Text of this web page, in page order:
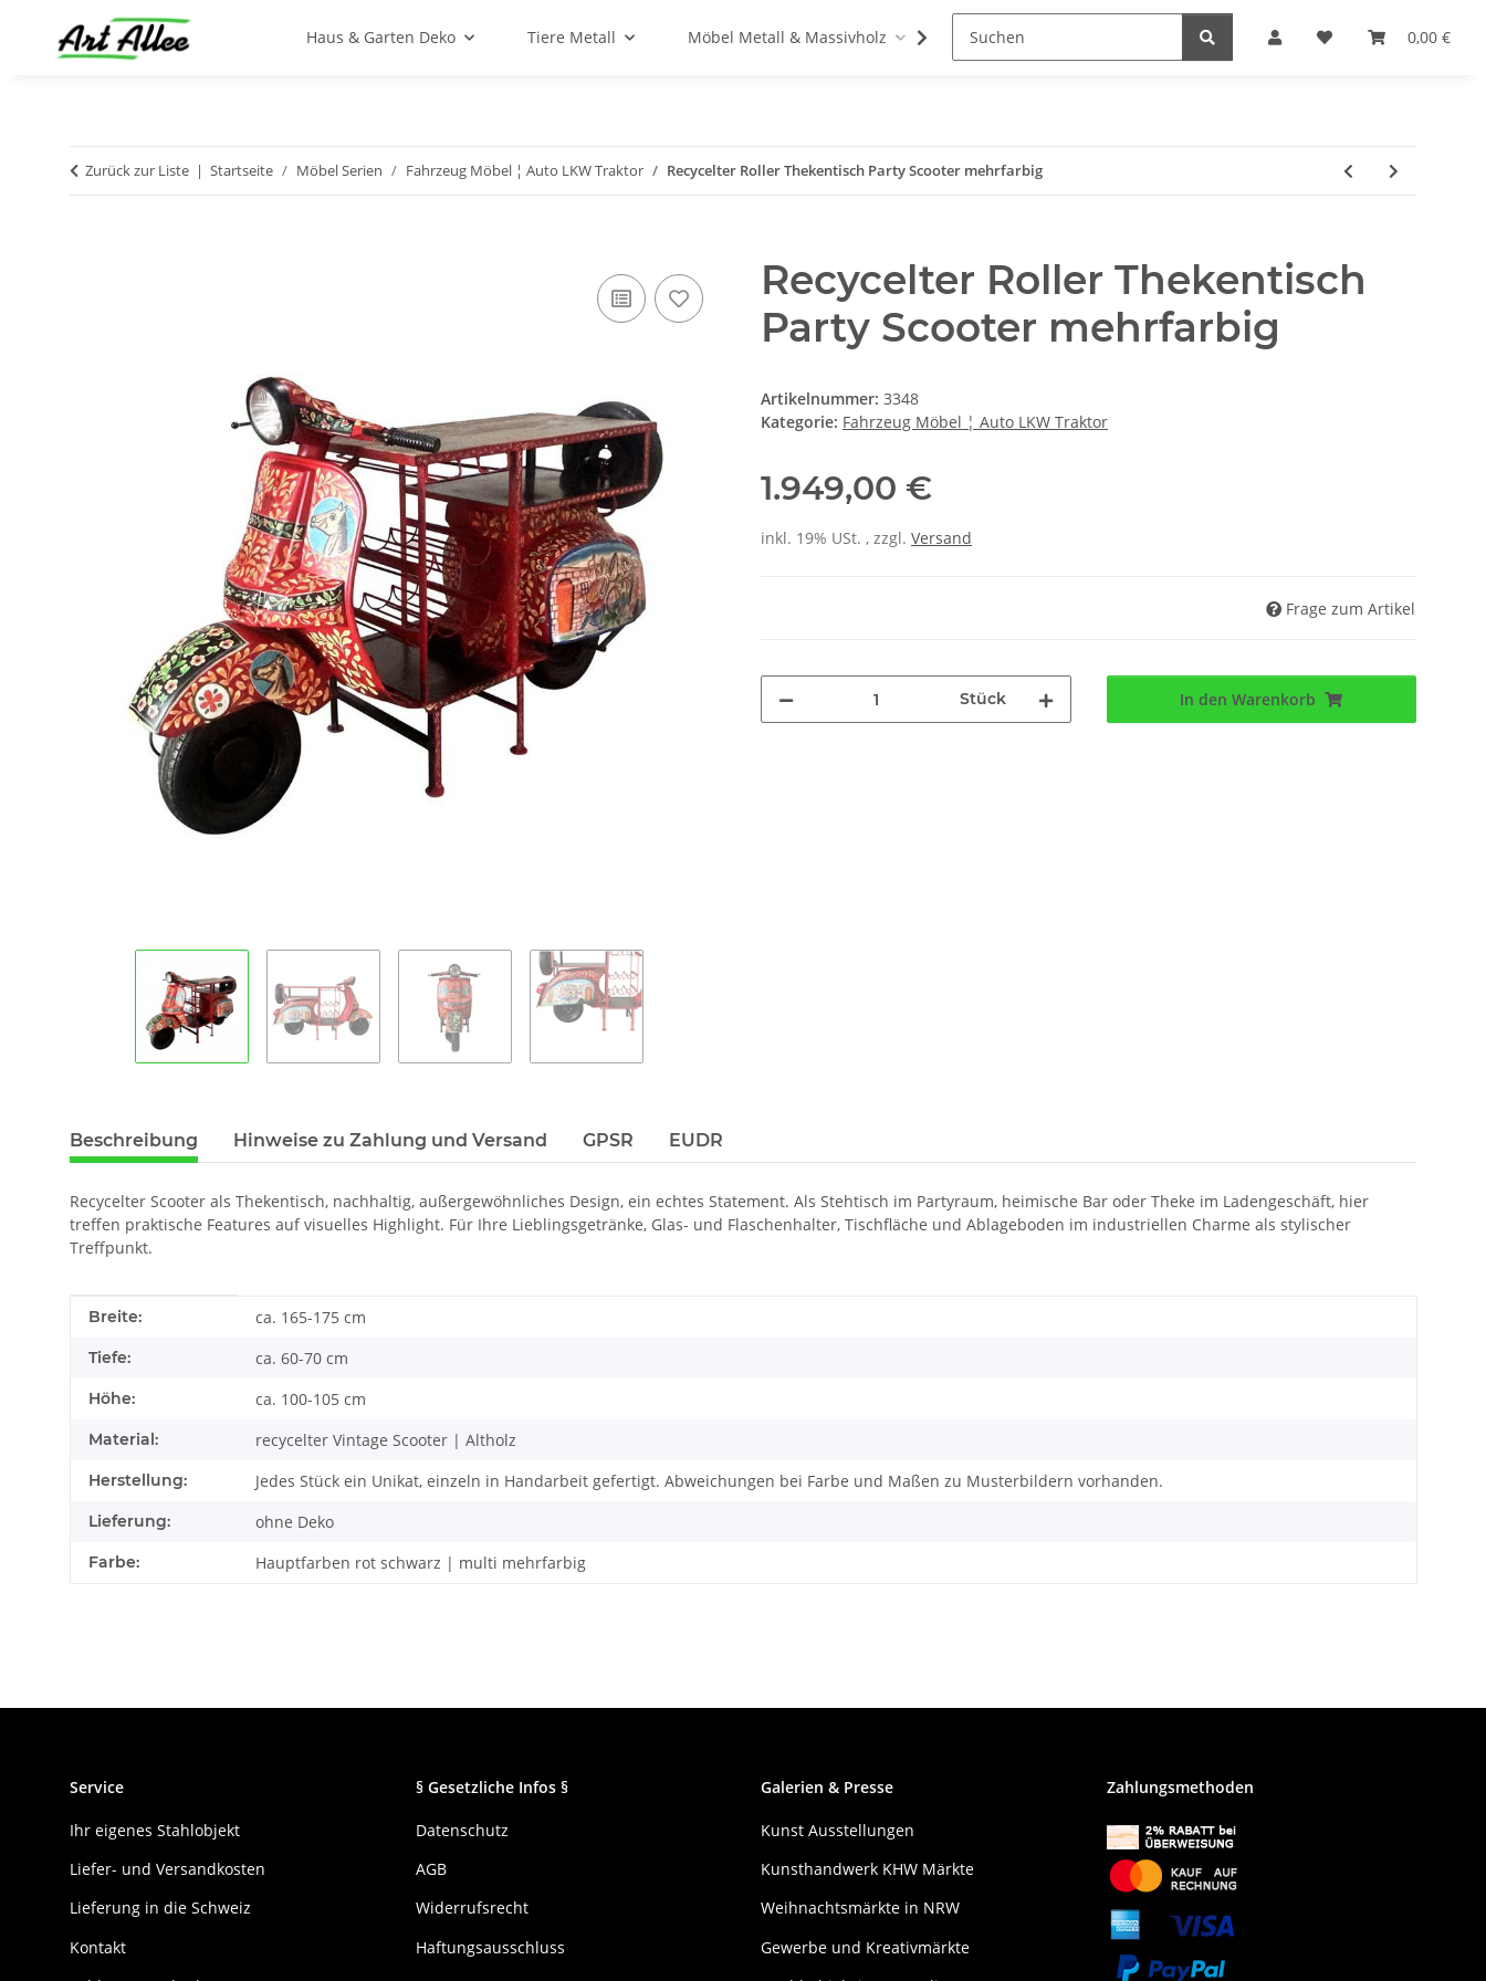
0,00 €
Haus & Garten Deko Tiere Metall Möbel Metall & Massivholz Wohnaccessoires Edelstahl Schmuck Möbel Serien
Zurück zur Liste Startseite Möbel Serien Fahrzeug Möbel ¦ Auto LKW Traktor Recycelter Roller Thekentisch Party Scooter mehrfarbig
Recycelter Roller Thekentisch
Party Scooter mehrfarbig
Artikelnummer: 3348
Kategorie: Fahrzeug Möbel ¦ Auto LKW Traktor
1.949,00 €
inkl. 19% USt. , zzgl. Versand
Frage zum Artikel
Stück In den Warenkorb
Beschreibung Hinweise zu Zahlung und Versand GPSR EUDR
Recycelter Scooter als Thekentisch, nachhaltig, außergewöhnliches Design, ein echtes Statement. Als Stehtisch im Partyraum, heimische Bar oder Theke im Ladengeschäft, hier
treffen praktische Features auf visuelles Highlight. Für Ihre Lieblingsgetränke, Glas- und Flaschenhalter, Tischfläche und Ablageboden im industriellen Charme als stylischer
Treffpunkt.
Produkteigenschaft
Wert
Breite: ca. 165-175 cm
Tiefe: ca. 60-70 cm
Höhe: ca. 100-105 cm
Material: recycelter Vintage Scooter | Altholz
Herstellung: Jedes Stück ein Unikat, einzeln in Handarbeit gefertigt. Abweichungen bei Farbe und Maßen zu Musterbildern vorhanden.
Lieferung: ohne Deko
Farbe: Hauptfarben rot schwarz | multi mehrfarbig
Service
Ihr eigenes Stahlobjekt
Liefer- und Versandkosten
Lieferung in die Schweiz
Kontakt
§ Gesetzliche Infos §
Datenschutz
AGB
Widerrufsrecht
Haftungsausschluss
Galerien & Presse
Kunst Ausstellungen
Kunsthandwerk KHW Märkte
Weihnachtsmärkte in NRW
Gewerbe und Kreativmärkte
Zahlungsmethoden